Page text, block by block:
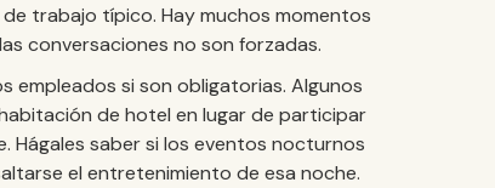
trabajo típico. Hay muchos momentos
conversaciones no son forzadas.
empleados si son obligatorias. Algunos
de hotel en lugar de participar
Hágales saber si los eventos nocturnos
el entretenimiento de esa noche.